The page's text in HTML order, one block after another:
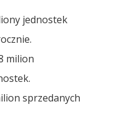
jednostek
milion
sprzedanych